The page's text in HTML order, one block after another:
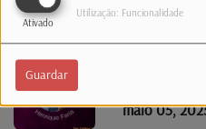
Ativado
Utilização: Funcionalidade
Guardar
ao
maio 05,